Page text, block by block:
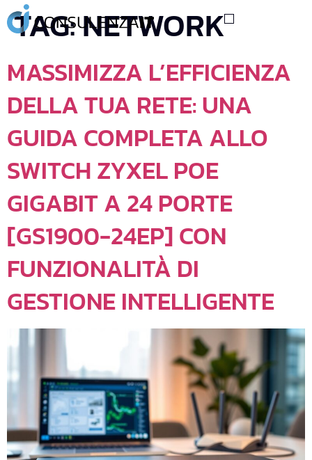
TAG:NETWORK
MASSIMIZZA L’EFFICIENZA
DELLA TUA RETE: UNA
GUIDA COMPLETA ALLO
SWITCH ZYXEL POE
GIGABIT A 24 PORTE
[GS1900-24EP] CON
FUNZIONALITÀ DI
GESTIONE INTELLIGENTE